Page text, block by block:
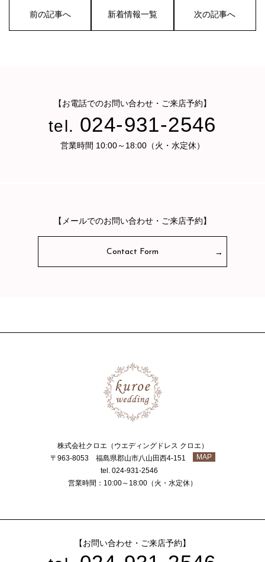
前の記事へ 新着情報一覧 次の記事へ
【お電話でのお問い合わせ・ご来店予約】
tel. 024-931-2546
営業時間 10:00～18:00（火・水定休）
【メールでのお問い合わせ・ご来店予約】
Contact Form
株式会社クロエ（ウエディングドレス クロエ）
〒963-8053 福島県郡山市八山田西4-151
MAP
tel. 024-931-2546
営業時間：10:00～18:00（火・水定休）
【お問い合わせ・ご来店予約】